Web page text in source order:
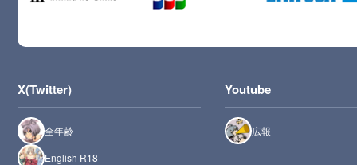
X(Twitter)
全年齢
English R18
Youtube
広報